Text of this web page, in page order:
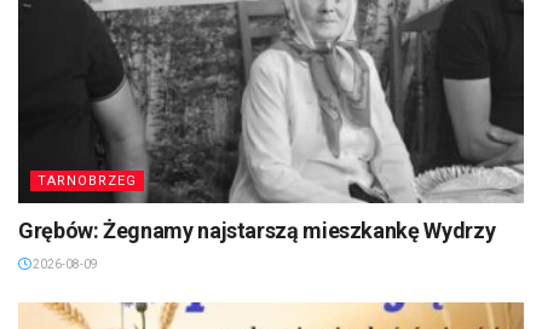
TARNOBRZEG
Grębów: Żegnamy najstarszą mieszkankę Wydrzy
2026-08-09